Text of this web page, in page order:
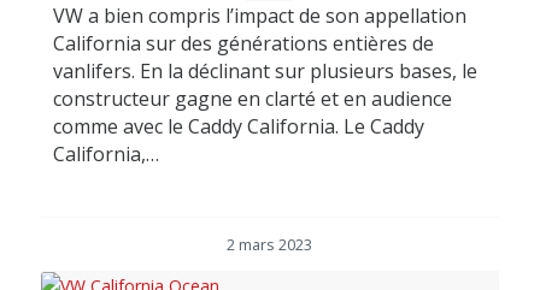
VW a bien compris l’impact de son appellation
California sur des générations entières de
vanlifers. En la déclinant sur plusieurs bases, le
constructeur gagne en clarté et en audience
comme avec le Caddy California. Le Caddy
California,…
2 mars 2023